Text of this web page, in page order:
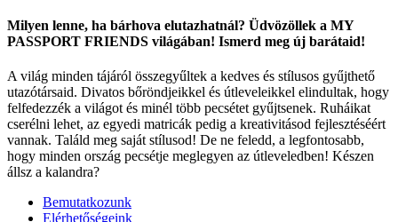
Milyen lenne, ha bárhova elutazhatnál? Üdvözöllek a MY
PASSPORT FRIENDS világában! Ismerd meg új barátaid!
A világ minden tájáról összegyűltek a kedves és stílusos gyűjthető
utazótársaid. Divatos bőröndjeikkel és útleveleikkel elindultak, hogy
felfedezzék a világot és minél több pecsétet gyűjtsenek. Ruháikat
cserélni lehet, az egyedi matricák pedig a kreativitásod fejlesztéséért
vannak. Találd meg saját stílusod! De ne feledd, a legfontosabb,
hogy minden ország pecsétje meglegyen az útleveledben! Készen
állsz a kalandra?
Bemutatkozunk
Elérhetőségeink